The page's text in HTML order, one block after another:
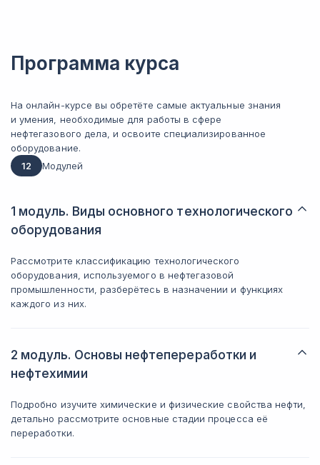
Программа курса
На онлайн-курсе вы обретёте самые актуальные знания
и умения, необходимые для работы в сфере
нефтегазового дела, и освоите специализированное
оборудование.
12
Модулей
1 модуль. Виды основного технологического
оборудования
Рассмотрите классификацию технологического
оборудования, используемого в нефтегазовой
промышленности, разберётесь в назначении и функциях
каждого из них.
2 модуль. Основы нефтепереработки и
нефтехимии
Подробно изучите химические и физические свойства нефти,
детально рассмотрите основные стадии процесса её
переработки.